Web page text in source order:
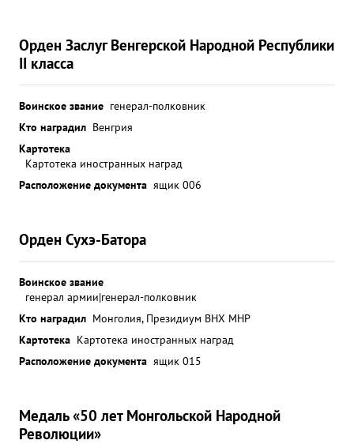
Орден Заслуг Венгерской Народной Республики
II класса
Воинское звание генерал-полковник
Кто наградил Венгрия
Картотека
Картотека иностранных наград
Расположение документа ящик 006
Орден Сухэ-Батора
Воинское звание
генерал армии|генерал-полковник
Кто наградил Монголия, Президиум ВНХ МНР
Картотека Картотека иностранных наград
Расположение документа ящик 015
Медаль «50 лет Монгольской Народной
Революции»